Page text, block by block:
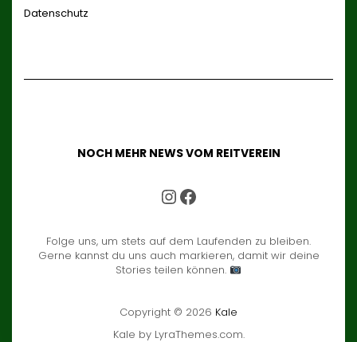
Datenschutz
NOCH MEHR NEWS VOM REITVEREIN
UNSER INSTAGRAM ACCOUNT
UNSER FACEBOOK ACCOUNT
Folge uns, um stets auf dem Laufenden zu bleiben.
Gerne kannst du uns auch markieren, damit wir deine
Stories teilen können.
Copyright © 2026 Kale
Kale by LyraThemes.com.